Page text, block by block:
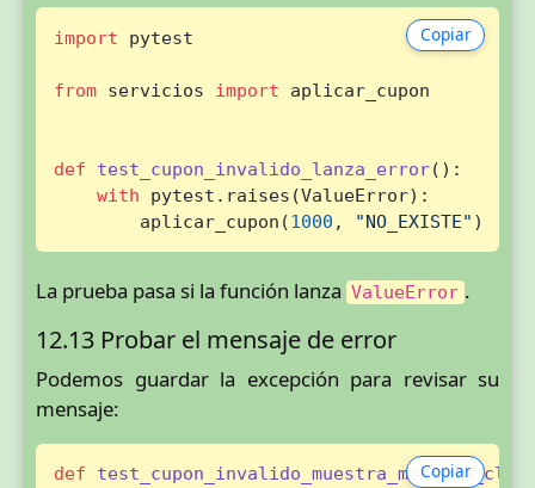
Copiar
import pytest
from servicios import aplicar_cupon
def test_cupon_invalido_lanza_error():
with pytest.raises(ValueError):
        aplicar_cupon(
1000 , "NO_EXISTE" )
La prueba pasa si la función lanza ValueError .
12.13 Probar el mensaje de error
Podemos guardar la excepción para revisar su
mensaje:
Copiar
def